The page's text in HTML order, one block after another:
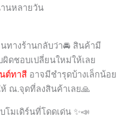
านหลายวัน
างร้านกลับว่า🚘 สินค้ามี
ดชอบเปลี่ยนใหม่ให้เลย
ต์ทาสี อาจมีชำรุดบ้างเล็กน้อย
ณ.จุดที่ลงสินค้าเลย🙏
มเดิร์นที่โดดเด่น ✨📣